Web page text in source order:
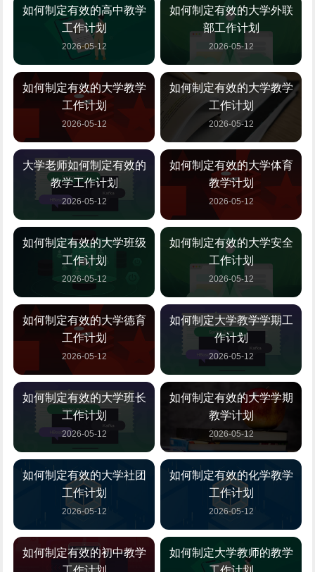
如何制定有效的高中教学
工作计划
2026-05-12
如何制定有效的大学外联
部工作计划
2026-05-12
如何制定有效的大学教学
工作计划
2026-05-12
如何制定有效的大学教学
工作计划
2026-05-12
大学老师如何制定有效的
教学工作计划
2026-05-12
如何制定有效的大学体育
教学计划
2026-05-12
如何制定有效的大学班级
工作计划
2026-05-12
如何制定有效的大学安全
工作计划
2026-05-12
如何制定有效的大学德育
工作计划
2026-05-12
如何制定大学教学学期工
作计划
2026-05-12
如何制定有效的大学班长
工作计划
2026-05-12
如何制定有效的大学学期
教学计划
2026-05-12
如何制定有效的大学社团
工作计划
2026-05-12
如何制定有效的化学教学
工作计划
2026-05-12
如何制定有效的初中教学
如何制定大学教师的教学